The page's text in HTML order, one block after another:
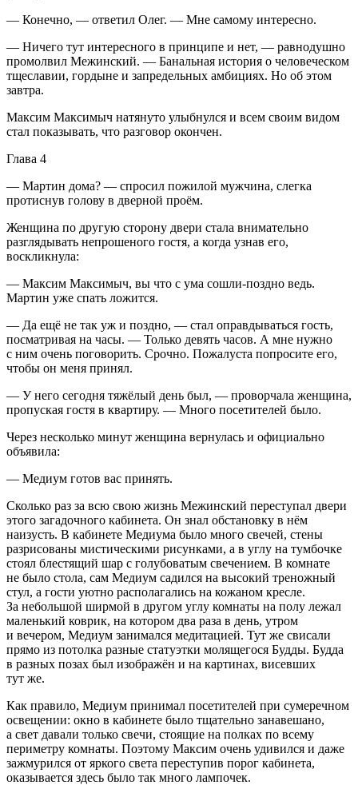
— Конечно, — ответил Олег. — Мне самому интересно.
— Ничего тут интересного в принципе и нет, — равнодушно
промолвил Межинский. — Банальная история о человеческом
тщеславии, гордыне и запредельных амбициях. Но об этом
завтра.
Максим Максимыч натянуто улыбнулся и всем своим видом
стал показывать, что разговор окончен.
Глава 4
— Мартин дома? — спросил пожилой мужчина, слегка
протиснув голову в дверной проём.
Женщина по другую сторону двери стала внимательно
разглядывать непрошеного гостя, а когда узнав его,
воскликнула:
— Максим Максимыч, вы что с ума сошли-поздно ведь.
Мартин уже спать ложится.
— Да ещё не так уж и поздно, — стал оправдываться гость,
посматривая на часы. — Только девять часов. А мне нужно
с ним очень поговорить. Срочно. Пожалуста попросите его,
чтобы он меня принял.
— У него сегодня тяжёлый день был, — проворчала женщина,
пропуская гостя в квартиру. — Много посетителей было.
Через несколько минут женщина вернулась и официально
объявила:
— Медиум готов вас принять.
Сколько раз за всю свою жизнь Межинский переступал двери
этого загадочного кабинета. Он знал обстановку в нём
наизусть. В кабинете Медиума было много свечей, стены
разрисованы мистическими рисунками, а в углу на тумбочке
стоял блестящий шар с голубоватым свечением. В комнате
не было стола, сам Медиум садился на высокий треножный
стул, а гости уютно располагались на кожаном кресле.
За небольшой ширмой в другом углу комнаты на полу лежал
маленький коврик, на котором два раза в день, утром
и вечером, Медиум занимался медитацией. Тут же свисали
прямо из потолка разные статуэтки молящегося Будды. Будда
в разных позах был изображён и на картинах, висевших
тут же.
Как правило, Медиум принимал посетителей при сумеречном
освещении: окно в кабинете было тщательно занавешано,
а свет давали только свечи, стоящие на полках по всему
периметру комнаты. Поэтому Максим очень удивился и даже
зажмурился от яркого света переступив порог кабинета,
оказывается здесь было так много лампочек.